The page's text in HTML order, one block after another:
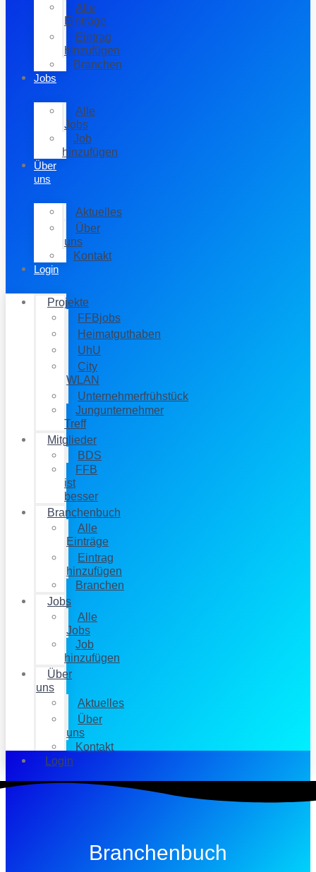
Alle
Einträge
Eintrag
hinzufügen
Branchen
Jobs
Alle
Jobs
Job
hinzufügen
Über
uns
Aktuelles
Über
uns
Kontakt
Login
Projekte
FFBjobs
Heimatguthaben
UhU
City
WLAN
Unternehmerfrühstück
Jungunternehmer
Treff
Mitglieder
BDS
FFB
ist
besser
Branchenbuch
Alle
Einträge
Eintrag
hinzufügen
Branchen
Jobs
Alle
Jobs
Job
hinzufügen
Über
uns
Aktuelles
Über
uns
Kontakt
Login
Branchenbuch